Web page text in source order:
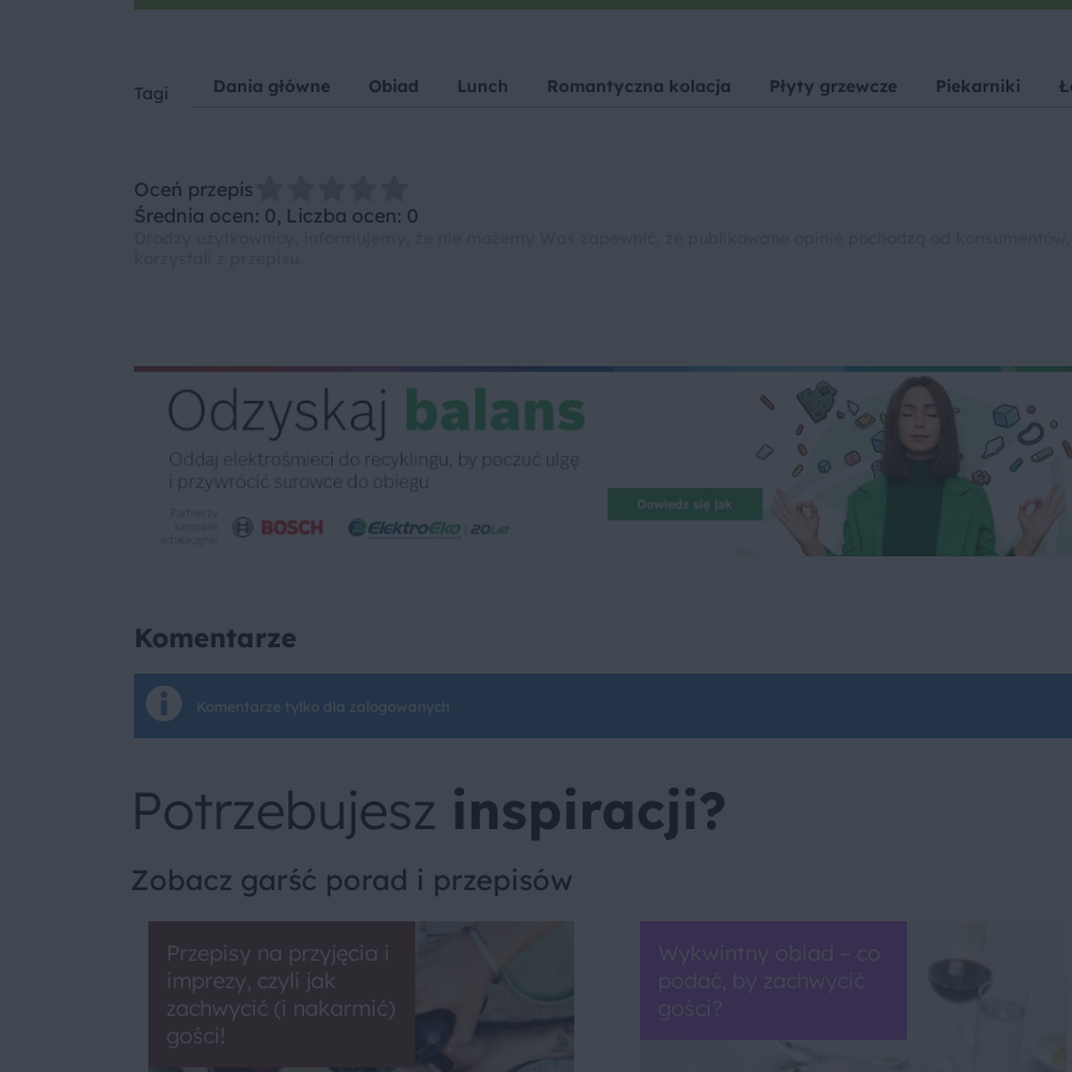
Tagi Dania główne Obiad Lunch Romantyczna kolacja Płyty grzewcze Piekarniki
Oceń przepis
Średnia ocen: 0, Liczba ocen: 0
Komentarze
Komentarze tylko dla zalogowanych
Potrzebujesz inspiracji?
Zobacz garść porad i przepisów
Przepisy na przyjęcia i
imprezy, czyli jak
zachwycić (i nakarmić)
gości!
Wykwintny obiad – co
podać, by zachwycić
gości?